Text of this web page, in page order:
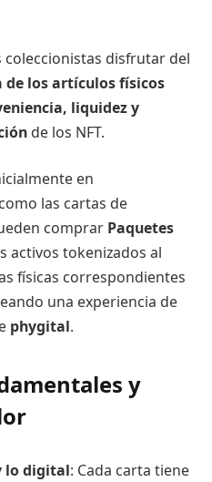
disfrutar del
los artículos físicos
liquidez y
de los NFT.
en
las cartas de
comprar Paquetes
activos tokenizados al
físicas correspondientes
una experiencia de
phygital.
y
lo digital: Cada carta tiene